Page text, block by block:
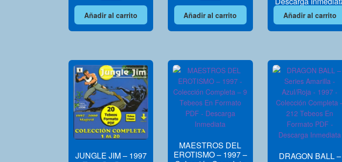
Añadir al carrito Añadir al carrito Añadir al carrito
JUNGLE JIM – 1997
MAESTROS DEL
EROTISMO – 1997 –
DRAGON BALL –